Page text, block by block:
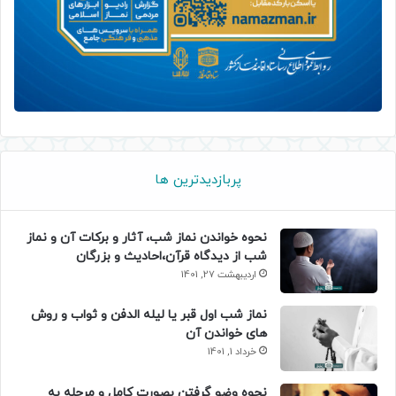
پربازدیدترین ها
نحوه خواندن نماز شب، آثار و برکات آن و نماز
شب از دیدگاه قرآن،احادیث و بزرگان
اردیبهشت 27, 1401
نماز شب اول قبر یا لیله الدفن و ثواب و روش
های خواندن آن
خرداد 1, 1401